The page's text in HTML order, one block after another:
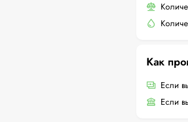
Как
Если
Если